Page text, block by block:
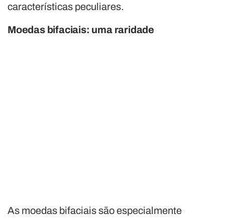
características peculiares.
Moedas bifaciais: uma raridade
As moedas bifaciais são especialmente